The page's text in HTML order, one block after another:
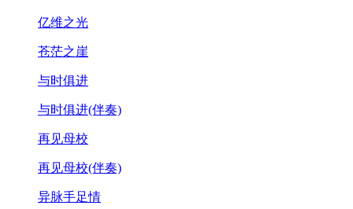
亿维之光
苍茫之崖
与时俱进
与时俱进(伴奏)
再见母校
再见母校(伴奏)
异脉手足情